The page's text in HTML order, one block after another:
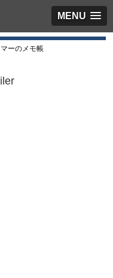
MENU
ーのメモ帳